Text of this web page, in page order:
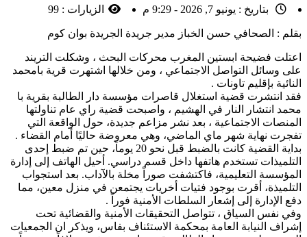
بتاريخ : يونيو 7, 2026 - 9:29 م الزيارات : 99
بقلم : الصحافي حسن الخباز مدير جريدة الجريدة بوان كوم
اعتلت فضيحة ابستين المغرب محركات البحث ، وشكلت التريند
على وسائل التواصل الاجتماعي ، ومن خلالها اشتهرت قرية بامحمد
النائية بإقليم تاونات .
فقد انتشرت قضية استغلال قاصرات مؤسسة دار الطالبة بقرية با
محمد انتشار النار في الهشيم ، واصبحت قضية راي عام تناولتها
المنصات الاجتماعية ، بعد نشر مزاعم جديدة، حول الواقعة التي
تفجرت نهاية شهر ماي الماضي، وهي معروضة حاليًا أمام القضاء .
بداية القضية كانت بالضبط قبل نحو 20 يوماً، حين تم ضبط إحدى
التلميذات تستخدم هاتفها داخل قسم دراسي. أحيل الهاتف إلى إدارة
المؤسسة التعليمية، فاكتشفت صوراً مخلة بالآداب. بعد استجواب
التلميذة، أقرت بوجود فتيات أخريات يجتمعن في منزل معين، مما
دفع الإدارة إلى إشعار السلطات الأمنية فوراً .
وفي نفس السياق ، تتواصل التحقيقات الأمنية والقضائية تحت
إشراف النيابة العامة بمحكمة الاستئناف بفاس، ويذكر ان الجمعيات